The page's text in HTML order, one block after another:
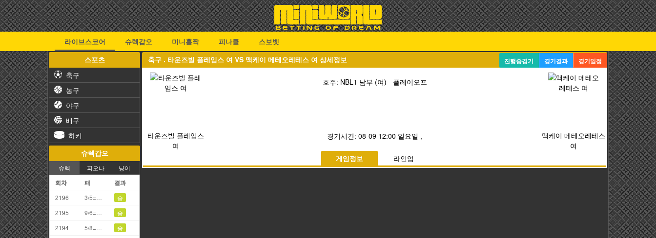
라이브스코어 슈렉갑오 미니홀짝 피나클
스보벳
스포츠
축구
농구
야구
배구
하키
슈렉갑오
슈렉 피오나 냥이
회차 패 결과
2196 3/5=8끗
승
2195
9/6=5끗
승
2194
5/8=3끗
승
축구 . 타운즈빌 플레임스 여 VS 맥케이 메테오레테스 여 상세정보 진행중경기 경기결과 경기일정
타운즈빌 플레임스
여
호주: NBL1 남부 (여) - 플레이오프
경기시간:08-09 12:00 일요일 ,
맥케이 메테오레테스
여
게임정보
라인업